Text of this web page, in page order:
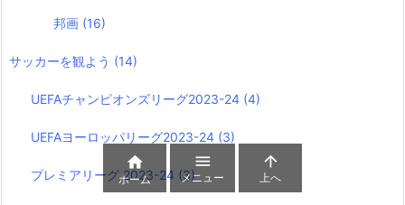
邦画 (16)
サッカーを観よう (14)
UEFAチャンピオンズリーグ2023-24 (4)
UEFAヨーロッパリーグ2023-24 (3)
プレミアリーグ 2023-24 (3)

ホーム

メニュー

上へ